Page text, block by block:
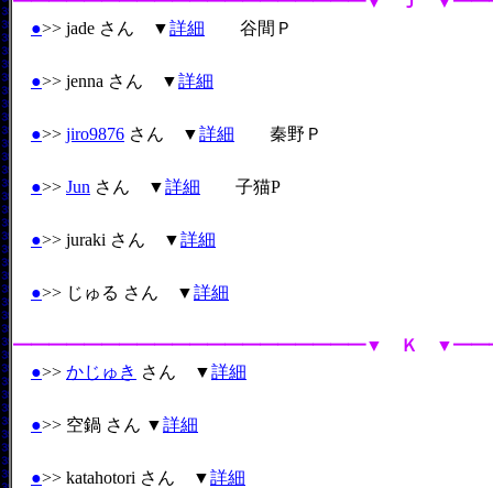
●>> jade さん ▼詳細 谷間Ｐ
●>> jenna さん ▼詳細
●>> jiro9876 さん ▼詳細 秦野Ｐ
●>> Jun さん ▼詳細 子猫P
●>> juraki さん ▼詳細
●>> じゅる さん ▼詳細
━━━━━━━━━━━━━━━━━━━━▼ Ｋ
●>> かじゅき さん ▼詳細
●>> 空鍋 さん ▼詳細
●>> katahotori さん ▼詳細